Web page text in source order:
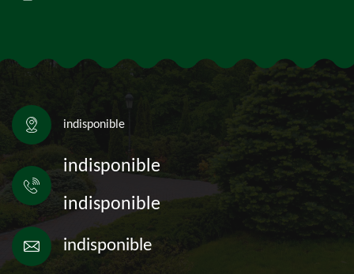
indisponible
indisponible
indisponible
indisponible